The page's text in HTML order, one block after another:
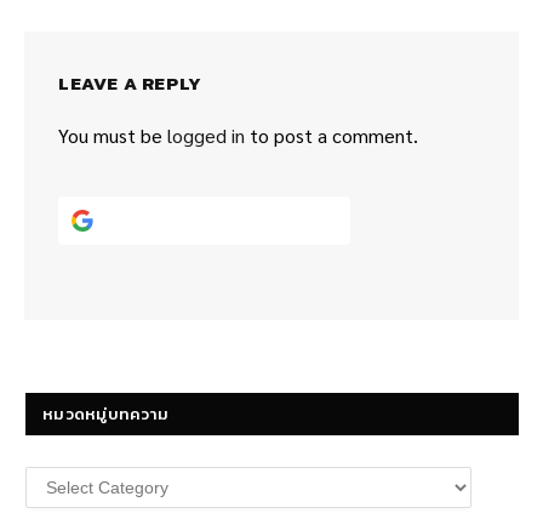
LEAVE A REPLY
You must be logged in to post a comment.
หมวดหมู่บทความ
หมวด
หมู่